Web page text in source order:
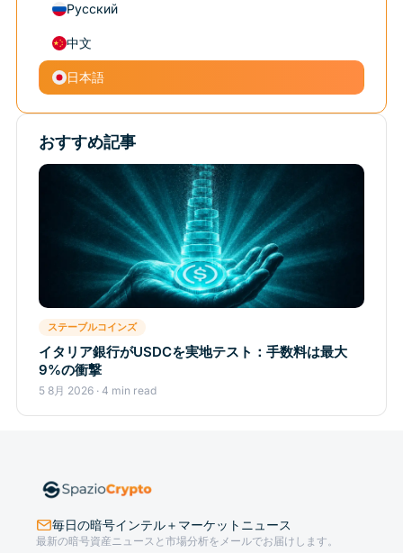
Русский
中文
日本語
おすすめ記事
ステーブルコインズ
イタリア銀行がUSDCを実地テスト：手数料は最大
9%の衝撃
5 8月 2026 · 4 min read
毎日の暗号インテル＋マーケットニュース
最新の暗号資産ニュースと市場分析をメールでお届けします。